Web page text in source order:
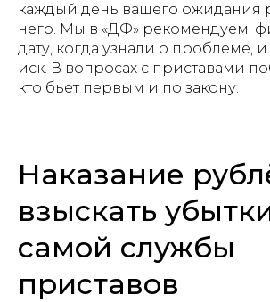
каждый день вашего ожидания
него. Мы в «ДФ» рекомендуем:
дату, когда узнали о проблеме, и
иск. В вопросах с приставами
кто бьет первым и по закону.
Наказание
взыскать
самой службы
приставов